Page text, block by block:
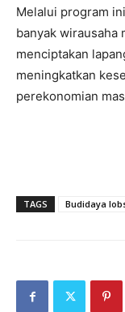
Melalui program
banyak wirausaha
menciptakan
meningkatkan
perekonomian
TAGS Budidaya